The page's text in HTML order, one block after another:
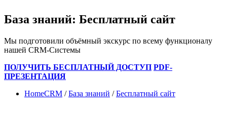
База знаний: Бесплатный сайт
Мы подготовили объёмный экскурс по всему функционалу
нашей CRM-Системы
ПОЛУЧИТЬ БЕСПЛАТНЫЙ ДОСТУП PDF-
ПРЕЗЕНТАЦИЯ
HomeCRM /База знаний /Бесплатный сайт